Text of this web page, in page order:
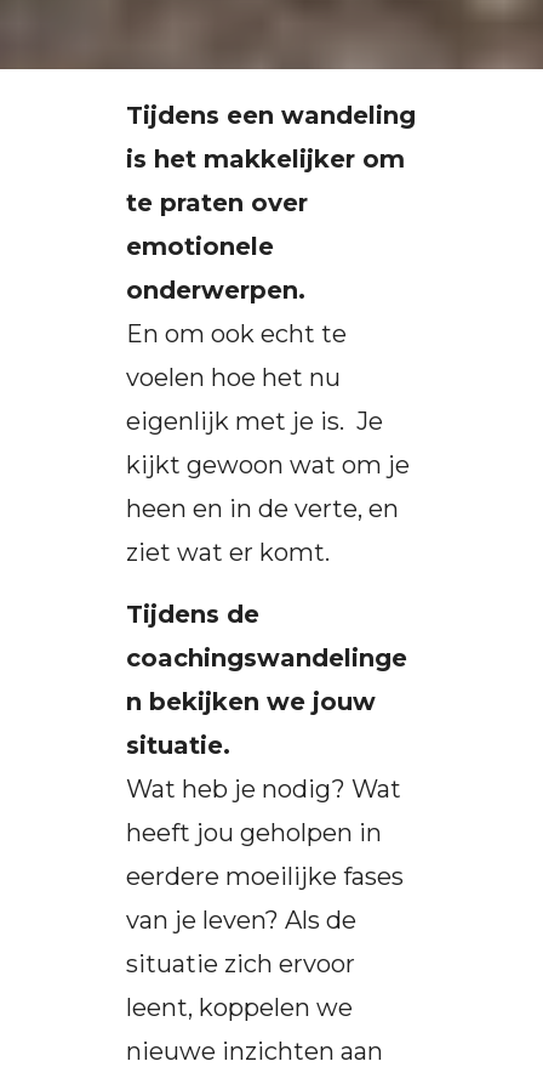
Tijdens een wandeling
is het makkelijker om
te praten over
emotionele
onderwerpen.
En om ook echt te
voelen hoe het nu
eigenlijk met je is. Je
kijkt gewoon wat om je
heen en in de verte, en
ziet wat er komt.
Tijdens de
coachingswandelinge
n bekijken we jouw
situatie.
Wat heb je nodig? Wat
heeft jou geholpen in
eerdere moeilijke fases
van je leven? Als de
situatie zich ervoor
leent, koppelen we
nieuwe inzichten aan